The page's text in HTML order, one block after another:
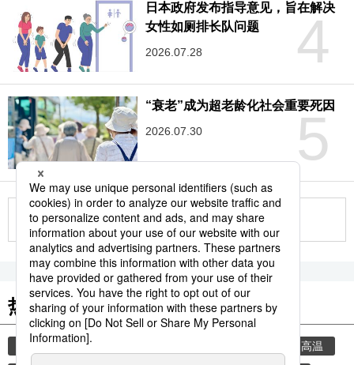
4
日本政府发布指导意见，旨在解决
女性如厕排长队问题
2026.07.28
5
“衰老”成为超老龄化社会重要死因
2026.07.30
更多
热门关键词
时事社新闻 高温